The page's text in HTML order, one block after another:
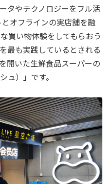
タやテクノロジーをフル活
オフラインの実店舗を融
買い物体験をしてもらおう
最も実践しているとされる
開いた生鮮食品スーパーの
ュ）」です。